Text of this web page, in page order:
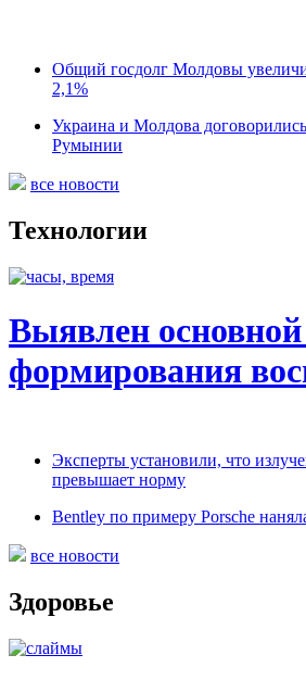
Общий госдолг Молдовы
2,1%
Украина и Молдова договорились
Румынии
все новости
Технологии
Выявлен
формирования
Эксперты установили, что
превышает норму
Bentley по примеру Porsche
все новости
Здоровье